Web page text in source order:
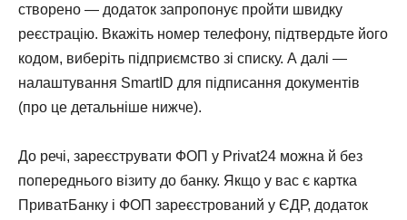
створено — додаток запропонує пройти швидку
реєстрацію. Вкажіть номер телефону, підтвердьте його
кодом, виберіть підприємство зі списку. А далі —
налаштування SmartID для підписання документів
(про це детальніше нижче).
До речі, зареєструвати ФОП у Privat24 можна й без
попереднього візиту до банку. Якщо у вас є картка
ПриватБанку і ФОП зареєстрований у ЄДР, додаток